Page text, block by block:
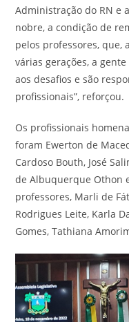
Administração do RN e
nobre, a condição de
pelos professores, que,
várias gerações, a
aos desafios e são
profissionais”, reforçou.
Os profissionais
foram Ewerton de
Cardoso Bouth, José
de Albuquerque Othon
professores, Marli de
Rodrigues Leite, Karla
Gomes, Tathiana